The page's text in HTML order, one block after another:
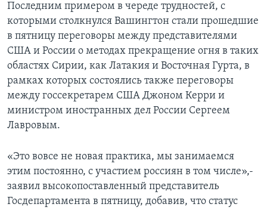
Последним примером в череде трудностей, с
которыми столкнулся Вашингтон стали прошедшие
в пятницу переговоры между представителями
США и России о методах прекращение огня в таких
областях Сирии, как Латакия и Восточная Гурта, в
рамках которых состоялись также переговоры
между госсекретарем США Джоном Керри и
министром иностранных дел России Сергеем
Лавровым.
«Это вовсе не новая практика, мы занимаемся
этим постоянно, с участием россиян в том числе»,-
заявил высокопоставленный представитель
Госдепартамента в пятницу, добавив, что статус